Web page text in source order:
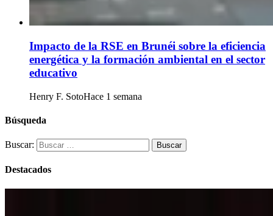
Impacto de la RSE en Brunéi sobre la eficiencia
energética y la formación ambiental en el sector
educativo
Henry F. SotoHace 1 semana
Búsqueda
Buscar:
Destacados